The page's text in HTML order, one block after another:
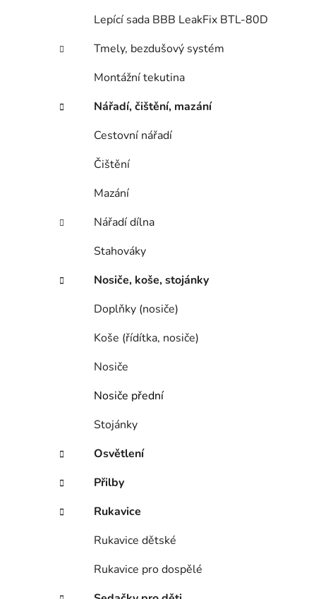
Lepící sada BBB LeakFix BTL-80D
Tmely, bezdušový systém
Montážní tekutina
Nářadí, čištění, mazání
Cestovní nářadí
Čištění
Mazání
Nářadí dílna
Stahováky
Nosiče, koše, stojánky
Doplňky (nosiče)
Koše (řídítka, nosiče)
Nosiče
Nosiče přední
Stojánky
Osvětlení
Přilby
Rukavice
Rukavice dětské
Rukavice pro dospělé